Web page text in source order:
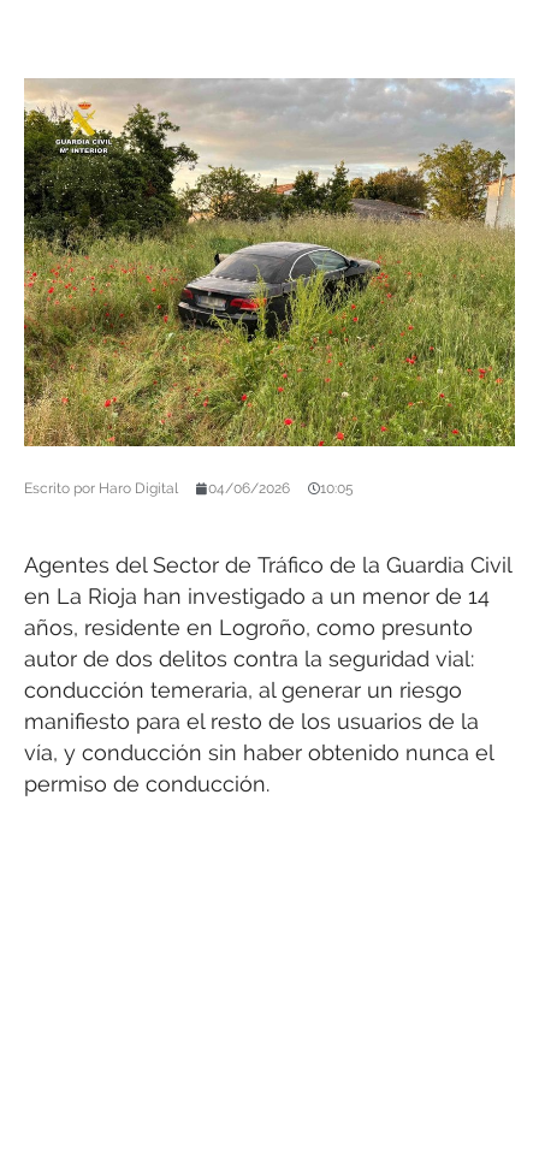
Escrito por Haro Digital 04/06/2026 10:05
Agentes del Sector de Tráfico de la Guardia Civil
en La Rioja han investigado a un menor de 14
años, residente en Logroño, como presunto
autor de dos delitos contra la seguridad vial:
conducción temeraria, al generar un riesgo
manifiesto para el resto de los usuarios de la
vía, y conducción sin haber obtenido nunca el
permiso de conducción.